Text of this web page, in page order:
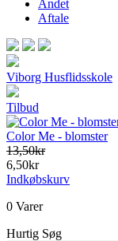
Andet
Aftale
Viborg Husflidsskole
Tilbud
Color Me - blomster
13,50kr
6,50kr
Indkøbskurv
0 Varer
Hurtig Søg